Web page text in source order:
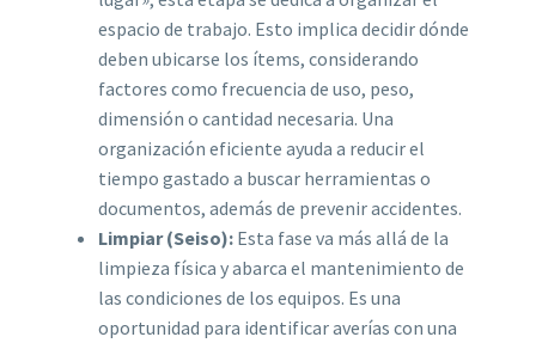
espacio de trabajo. Esto implica decidir dónde
deben ubicarse los ítems, considerando
factores como frecuencia de uso, peso,
dimensión o cantidad necesaria. Una
organización eficiente ayuda a reducir el
tiempo gastado a buscar herramientas o
documentos, además de prevenir accidentes.
Limpiar (Seiso): Esta fase va más allá de la
limpieza física y abarca el mantenimiento de
las condiciones de los equipos. Es una
oportunidad para identificar averías con una